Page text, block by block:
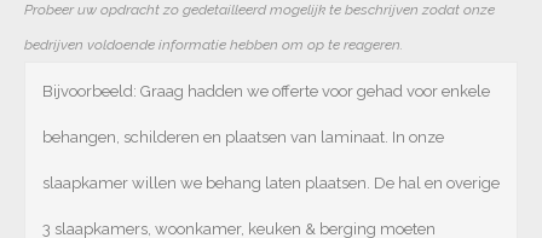
Probeer uw opdracht zo gedetailleerd mogelijk te beschrijven zodat onze
bedrijven voldoende informatie hebben om op te reageren.